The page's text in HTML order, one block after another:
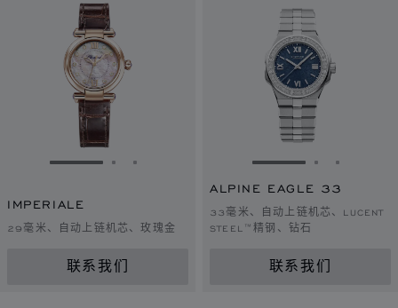
转到幻灯片 1转到幻灯片 2
转到幻灯片 3
IMPERIALE
29毫米、自动上链机芯、玫瑰金
联系我们
转到幻灯片 1转到幻灯
转到幻
ALPINE EAGLE 33
33毫米、自动上链机芯、LUCENT
STEEL™精钢、钻石
联系我们